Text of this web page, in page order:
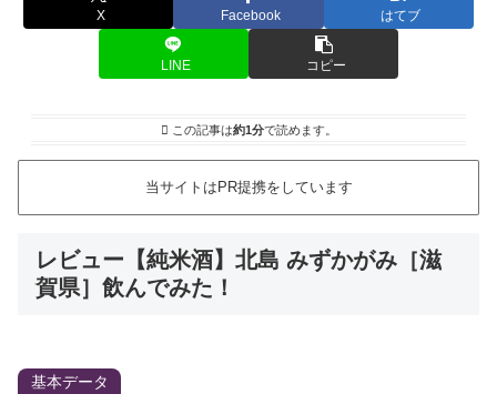
X Facebook はてブ
LINE コピー
この記事は約1分で読めます。
当サイトはPR提携をしています
レビュー【純米酒】北島 みずかがみ［滋
賀県］飲んでみた！
基本データ